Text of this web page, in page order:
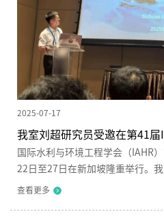
2025-07-17
我室刘超研究员受邀在第41
国际水利与环境工程学会（IAHR
22日至27日在新加坡隆重举行。
院院士Vladimir Nikora教授和麻
查看更多